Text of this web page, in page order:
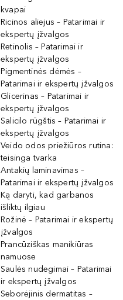
kvapai
Ricinos aliejus – Patarimai ir
ekspertų įžvalgos
Retinolis – Patarimai ir
ekspertų įžvalgos
Pigmentinės dėmės –
Patarimai ir ekspertų įžvalgos
Glicerinas – Patarimai ir
ekspertų įžvalgos
Salicilo rūgštis – Patarimai ir
ekspertų įžvalgos
Veido odos priežiūros rutina:
teisinga tvarka
Antakių laminavimas –
Patarimai ir ekspertų įžvalgos
Ką daryti, kad garbanos
išliktų ilgiau
Rožinė – Patarimai ir ekspertų
įžvalgos
Prancūziškas manikiūras
namuose
Saulės nudegimai – Patarimai
ir ekspertų įžvalgos
Seborėjinis dermatitas –